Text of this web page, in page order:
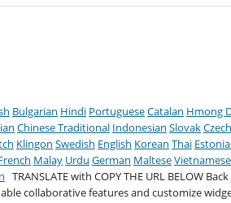
Bulgarian Hindi PortugueseCatalan Hmong
Chinese Traditional Indonesian SlovakCzech
Klingon Swedish English Korean Thai
Malay Urdu German MalteseVietnamese
TRANSLATE with COPY THE URL BELOW Back
collaborative features and customize